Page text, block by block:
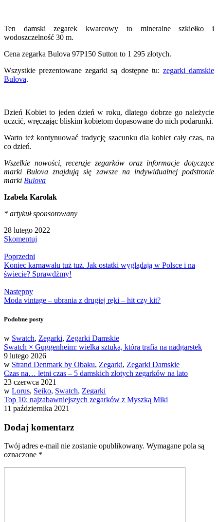
Ten damski zegarek kwarcowy to mineralne szkiełko i
wodoszczelność 30 m.
Cena zegarka Bulova 97P150 Sutton to 1 295 złotych.
Wszystkie prezentowane zegarki są dostępne tu: zegarki damskie
Bulova.
Dzień Kobiet to jeden dzień w roku, dlatego dobrze go należycie
uczcić, wręczając bliskim kobietom dopasowane do nich podarunki.
Warto też kontynuować tradycję szacunku dla kobiet cały czas, na
co dzień.
Wszelkie nowości, recenzje zegarków oraz informacje dotyczące
marki Bulova znajdują się zawsze na indywidualnej podstronie
marki Bulova
Izabela Karolak
* artykuł sponsorowany
28 lutego 2022
Skomentuj
Poprzedni
Koniec karnawału tuż tuż. Jak ostatki wyglądają w Polsce i na
świecie? Sprawdźmy!
Następny
Moda vintage – ubrania z drugiej ręki – hit czy kit?
Podobne posty
w Swatch, Zegarki, Zegarki Damskie
Swatch × Guggenheim: wielka sztuka, która trafia na nadgarstek
9 lutego 2026
w Strand Denmark by Obaku, Zegarki, Zegarki Damskie
Czas na… letni czas – 5 damskich złotych zegarków na lato
23 czerwca 2021
w Lorus, Seiko, Swatch, Zegarki
Top 10: najzabawniejszych zegarków z Myszką Miki
11 października 2021
Dodaj komentarz
Twój adres e-mail nie zostanie opublikowany. Wymagane pola są
oznaczone *